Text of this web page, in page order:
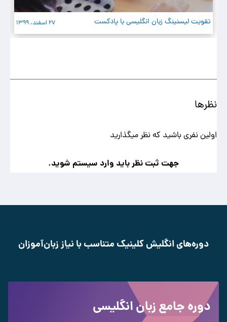
تقویت لیسنینگ زبان انگلیسی با پادکست 27 اسفند، 1399
نظرها
اولین نفری باشید که نظر میگذارید
جهت ثبت نظر باید وارد سیستم شوید.
دوره‌های انگلیش کلینیک متناسب با نیاز زبان‌آموزان
دوره جامع زبان انگلیسی